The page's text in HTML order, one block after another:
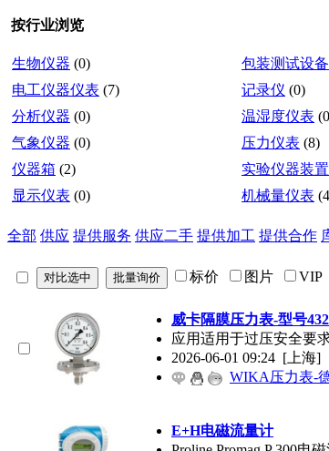
按行业浏览
生物仪器 (0) 包装测试设备
电工仪器仪表 (7) 记录仪 (0)
分析仪器 (0) 温湿度仪表
气象仪器 (0) 压力仪表 (8)
仪器箱 (2) 实验仪器装置
显示仪表 (0) 机械量仪表
全部 供应 提供服务 供应二手 提供加工 提供合作
标价 图片 VIP
威卡隔膜压力表-型号
应用适用于过压安全要
2026-06-01 09:24 [上海]
WIKA压力表-
E+H电磁流量计